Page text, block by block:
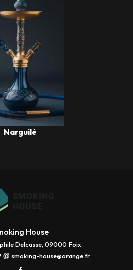
Narguilé
House
Delcasse, 09000 Foix
smoking-house@orange.fr